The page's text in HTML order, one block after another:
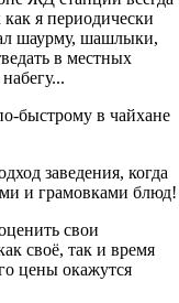
я периодически
шаурму, шашлыки,
в местных
быстрому в чайхане
заведения, когда
и грамовками блюд!
свои
своё, так и время
цены окажутся